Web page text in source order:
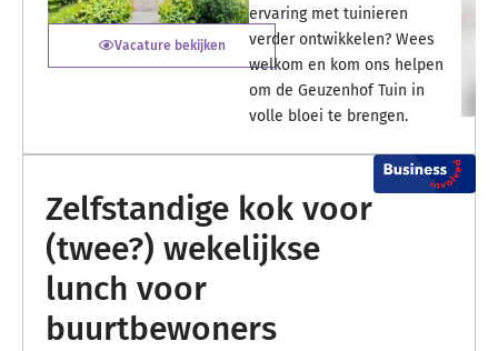
Vacature bekijken
ervaring met tuinieren
verder ontwikkelen? Wees
welkom en kom ons helpen
om de Geuzenhof Tuin in
volle bloei te brengen.
Zelfstandige kok voor
(twee?) wekelijkse
lunch voor
buurtbewoners